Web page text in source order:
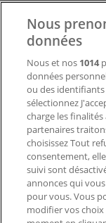
Contactez-nous
Demande
Magasin mal
Signaler un
Vous
ou le site?
Index
Nous
données
Nous et nos 1014
données
ou des
sélectionnez
charge les
partenaires
choisissez Tout
consentement,
suivi sont
annonces qui
pour vous. Vous
modifier vos